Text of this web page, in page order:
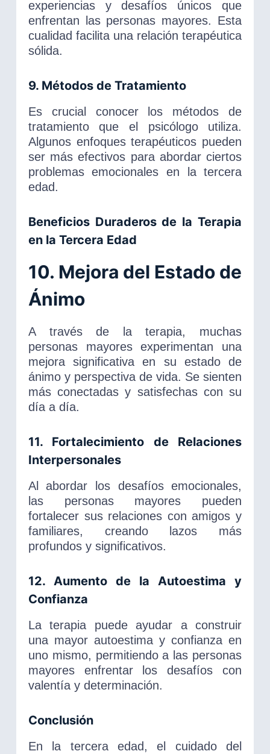
experiencias y desafíos únicos que
enfrentan las personas mayores. Esta
cualidad facilita una relación terapéutica
sólida.
9. Métodos de Tratamiento
Es crucial conocer los métodos de
tratamiento que el psicólogo utiliza.
Algunos enfoques terapéuticos pueden
ser más efectivos para abordar ciertos
problemas emocionales en la tercera
edad.
Beneficios Duraderos de la Terapia
en la Tercera Edad
10. Mejora del Estado de
Ánimo
A través de la terapia, muchas
personas mayores experimentan una
mejora significativa en su estado de
ánimo y perspectiva de vida. Se sienten
más conectadas y satisfechas con su
día a día.
11. Fortalecimiento de Relaciones
Interpersonales
Al abordar los desafíos emocionales,
las personas mayores pueden
fortalecer sus relaciones con amigos y
familiares, creando lazos más
profundos y significativos.
12. Aumento de la Autoestima y
Confianza
La terapia puede ayudar a construir
una mayor autoestima y confianza en
uno mismo, permitiendo a las personas
mayores enfrentar los desafíos con
valentía y determinación.
Conclusión
En la tercera edad, el cuidado del